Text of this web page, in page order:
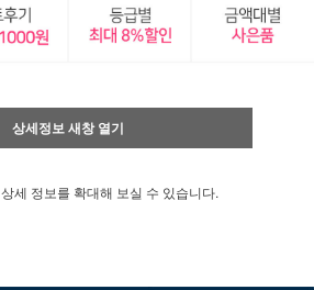
상세정보 새창 열기
상세 정보를 확대해 보실 수 있습니다.